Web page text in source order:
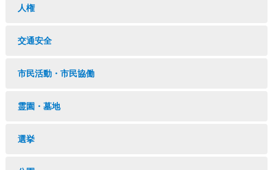
人権
交通安全
市民活動・市民協働
霊園・墓地
選挙